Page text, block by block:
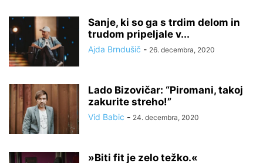
Sanje, ki so ga s trdim delom in
trudom pripeljale v...
Ajda Brndušič - 26. decembra, 2020
Lado Bizovičar: “Piromani, takoj
zakurite streho!”
Vid Babic - 24. decembra, 2020
»Biti fit je zelo težko.«